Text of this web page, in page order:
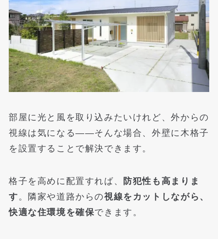
部屋に光と風を取り込みたいけれど、外からの
視線は気になる——そんな場合、外壁に木格子
を設置することで解決できます。
格子を高めに配置すれば、
防犯性も高まりま
す。隣家や道路からの視線をカットしながら、
快適な住環境を確保できます。